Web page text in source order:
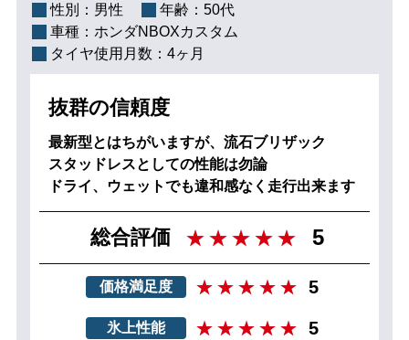
性別： 男性 年齢： 50代
車種： ホンダNBOXカスタム
タイヤ使用月数： 4ヶ月
抜群の信頼度
最新型とはちがいますが、流石ブリザック
スタッドレスとしての性能は勿論
ドライ、ウェットでも違和感なく走行出来ます
総合評価 5
価格満足度 5
氷上性能 5